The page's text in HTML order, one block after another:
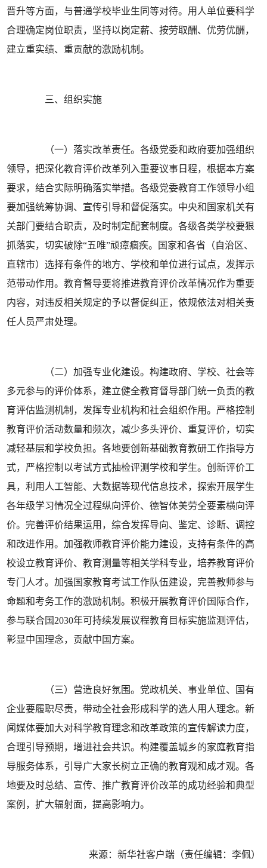
晋升等方面，与普通学校毕业生同等对待。用人单位要科学
合理确定岗位职责，坚持以岗定薪、按劳取酬、优劳优酬，
建立重实绩、重贡献的激励机制。
三、组织实施
（一）落实改革责任。各级党委和政府要加强组织
领导，把深化教育评价改革列入重要议事日程，根据本方案
要求，结合实际明确落实举措。各级党委教育工作领导小组
要加强统筹协调、宣传引导和督促落实。中央和国家机关有
关部门要结合职责，及时制定配套制度。各级各类学校要狠
抓落实，切实破除“五唯”顽瘴痼疾。国家和各省（自治区、
直辖市）选择有条件的地方、学校和单位进行试点，发挥示
范带动作用。教育督导要将推进教育评价改革情况作为重要
内容，对违反相关规定的予以督促纠正，依规依法对相关责
任人员严肃处理。
（二）加强专业化建设。构建政府、学校、社会等
多元参与的评价体系，建立健全教育督导部门统一负责的教
育评估监测机制，发挥专业机构和社会组织作用。严格控制
教育评价活动数量和频次，减少多头评价、重复评价，切实
减轻基层和学校负担。各地要创新基础教育教研工作指导方
式，严格控制以考试方式抽检评测学校和学生。创新评价工
具，利用人工智能、大数据等现代信息技术，探索开展学生
各年级学习情况全过程纵向评价、德智体美劳全要素横向评
价。完善评价结果运用，综合发挥导向、鉴定、诊断、调控
和改进作用。加强教师教育评价能力建设，支持有条件的高
校设立教育评价、教育测量等相关学科专业，培养教育评价
专门人才。加强国家教育考试工作队伍建设，完善教师参与
命题和考务工作的激励机制。积极开展教育评价国际合作，
参与联合国2030年可持续发展议程教育目标实施监测评估，
彰显中国理念，贡献中国方案。
（三）营造良好氛围。党政机关、事业单位、国有
企业要履职尽责，带动全社会形成科学的选人用人理念。新
闻媒体要加大对科学教育理念和改革政策的宣传解读力度，
合理引导预期，增进社会共识。构建覆盖城乡的家庭教育指
导服务体系，引导广大家长树立正确的教育观和成才观。各
地要及时总结、宣传、推广教育评价改革的成功经验和典型
案例，扩大辐射面，提高影响力。
来源：新华社客户端（责任编辑：李佩）